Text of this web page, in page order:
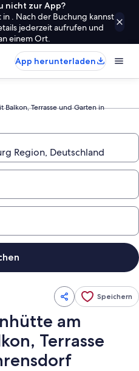
nicht zur App?
. Nach der Buchung kannst
jederzeit aufrufen und
einem Ort.
App herunterladen
Terrasse und Garten in
Speichern
am
Terrasse